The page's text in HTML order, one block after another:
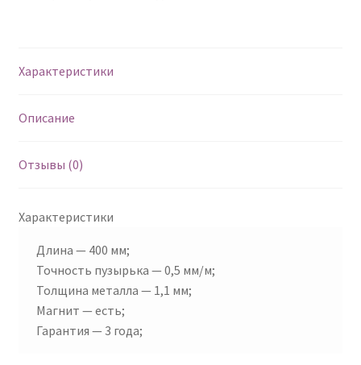
Характеристики
Описание
Отзывы (0)
Характеристики
Длина — 400 мм;
Точность пузырька — 0,5 мм/м;
Толщина металла — 1,1 мм;
Магнит — есть;
Гарантия — 3 года;